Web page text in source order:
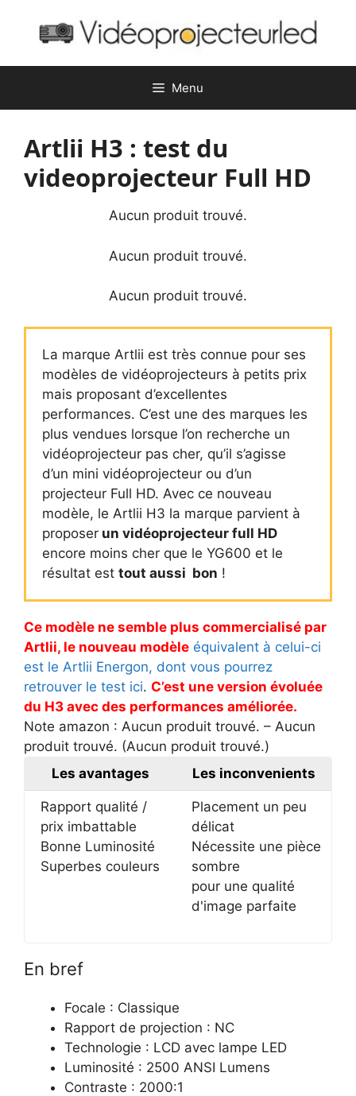
contenu
Menu
Artlii H3 : test du
videoprojecteur Full HD
Aucun produit trouvé.
Aucun produit trouvé.
Aucun produit trouvé.
La marque Artlii est très connue pour ses
modèles de vidéoprojecteurs à petits prix
mais proposant d’excellentes
performances. C’est une des marques les
plus vendues lorsque l’on recherche un
vidéoprojecteur pas cher, qu’il s’agisse
d’un mini vidéoprojecteur ou d’un
projecteur Full HD. Avec ce nouveau
modèle, le Artlii H3 la marque parvient à
proposer un vidéoprojecteur full HD
encore moins cher que le YG600 et le
résultat est tout aussi bon !
Ce modèle ne semble plus commercialisé par
Artlii, le nouveau modèle équivalent à celui-ci
est le Artlii Energon, dont vous pourrez
retrouver le test ici. C’est une version évoluée
du H3 avec des performances améliorée.
Note amazon : Aucun produit trouvé. – Aucun
produit trouvé. (Aucun produit trouvé.)
Les avantages
Les inconvenients
Rapport qualité /
prix imbattable
Bonne Luminosité
Superbes couleurs
Placement un peu
délicat
Nécessite une pièce
sombre
pour une qualité
d'image parfaite
En bref
Focale : Classique
Rapport de projection : NC
Technologie : LCD avec lampe LED
Luminosité : 2500 ANSI Lumens
Contraste : 2000:1